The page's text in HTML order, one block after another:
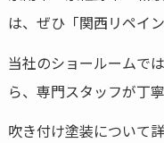
は、ぜひ「関西リペイ
当社のショールームで
ら、専門スタッフが丁
吹き付け塗装について